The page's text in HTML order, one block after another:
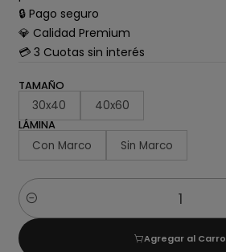
🔒 Pago seguro
💎 Calidad Premium
💳 3 Cuotas sin interés
TAMAÑO
30x40 40x60
LÁMINA
Con Marco Sin Marco
Cantidad
Agregar al Carro